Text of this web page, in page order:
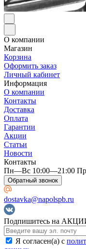
О компании
Магазин
Корзина
Оформить заказ
Личный кабинет
Информация
О компании
Контакты
Доставка
Оплата
Гарантии
Акции
Статьи
Новости
Контакты
Пн—Вс 10:00—21:00
Обратный звонок
dostavka@napolspb.ru
Подпишитесь на
Я согласен(a) с